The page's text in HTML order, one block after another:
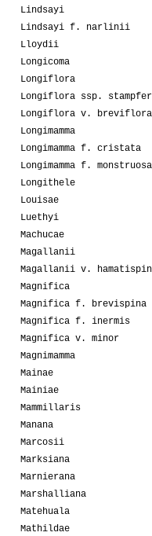
Lindsayi
Lindsayi f. narlinii
Lloydii
Longicoma
Longiflora
Longiflora ssp.
Longiflora v. breviflora
Longimamma
Longimamma f. cristata
Longimamma f. monstruosa
Longithele
Louisae
Luethyi
Machucae
Magallanii
Magallanii v.
Magnifica
Magnifica f. brevispina
Magnifica f. inermis
Magnifica v. minor
Magnimamma
Mainae
Mainiae
Mammillaris
Manana
Marcosii
Marksiana
Marnierana
Marshalliana
Matehuala
Mathildae